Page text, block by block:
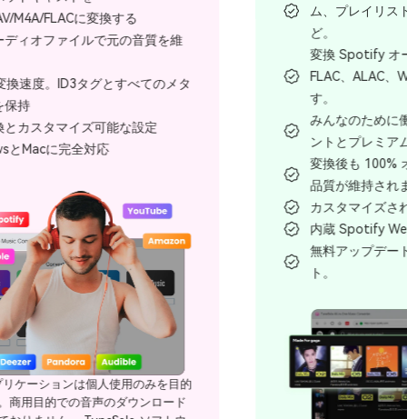
ど。
変換 Spotify オーディオを MP3、AAC、
FLAC、ALAC、WAV、AIFF に変換しま
す。
みんなのために働く Spotify 無料アカウ
ントとプレミアムアカウント。
変換後も 100% オリジナルのオーディオ
内蔵 Spotify Webプレーヤー。
無料アップデートとテクニカルサポー
ト。